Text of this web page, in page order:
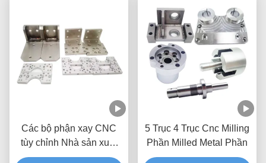
Các bộ phận xay CNC
tùy chỉnh Nhà sản xuất
cho các bộ phận hàng
5 Trục 4 Trục Cnc Milling
Phần Milled Metal Phần